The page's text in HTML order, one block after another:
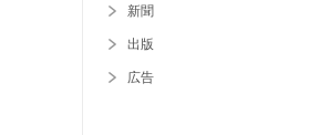
新聞
出版
広告